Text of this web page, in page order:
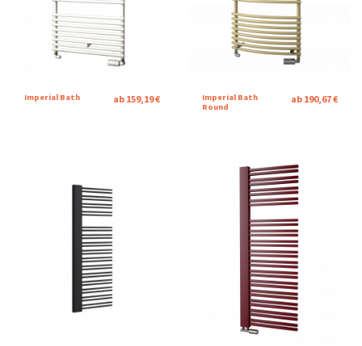
Imperial Bath ab 159,19 €
Imperial Bath
Round
ab 190,67 €